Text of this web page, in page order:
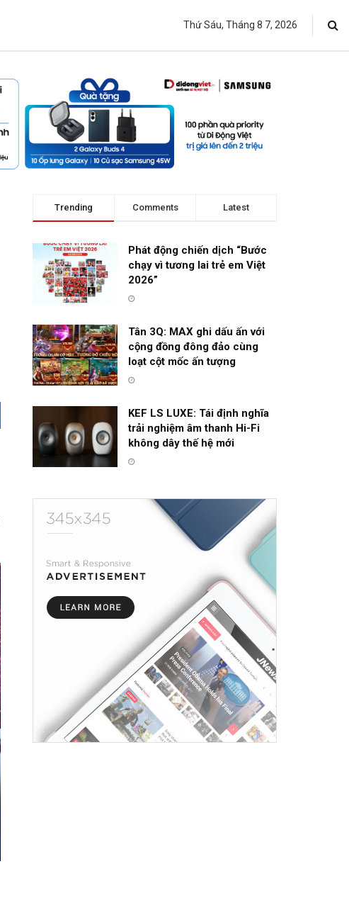
Thứ Sáu, Tháng 8 7, 2026
Trending Comments Latest
Phát động chiến dịch “Bước
chạy vì tương lai trẻ em Việt
2026”
Tân 3Q: MAX ghi dấu ấn với
cộng đồng đông đảo cùng
loạt cột mốc ấn tượng
KEF LS LUXE: Tái định nghĩa
trải nghiệm âm thanh Hi-Fi
không dây thế hệ mới